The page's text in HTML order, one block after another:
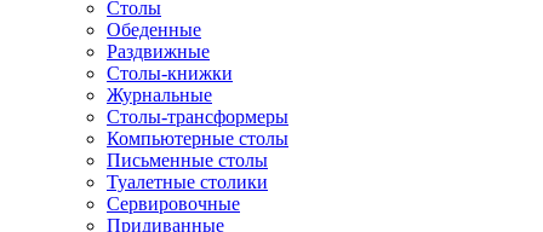
Столы
Обеденные
Раздвижные
Столы-книжки
Журнальные
Столы-трансформеры
Компьютерные столы
Письменные столы
Туалетные столики
Сервировочные
Придиванные